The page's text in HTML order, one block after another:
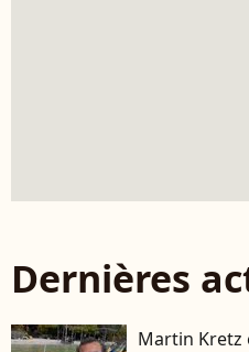
Dernières
Martin Kretz